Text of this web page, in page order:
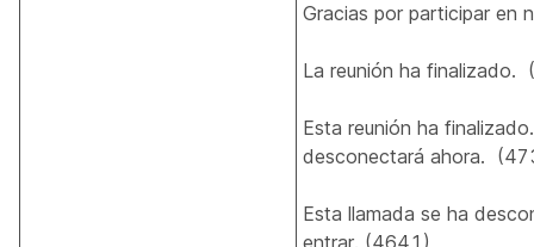
Gracias por participar en
La reunión ha finalizado.
Esta reunión ha
desconectará ahora.
Esta llamada se ha
entrar. (4641)